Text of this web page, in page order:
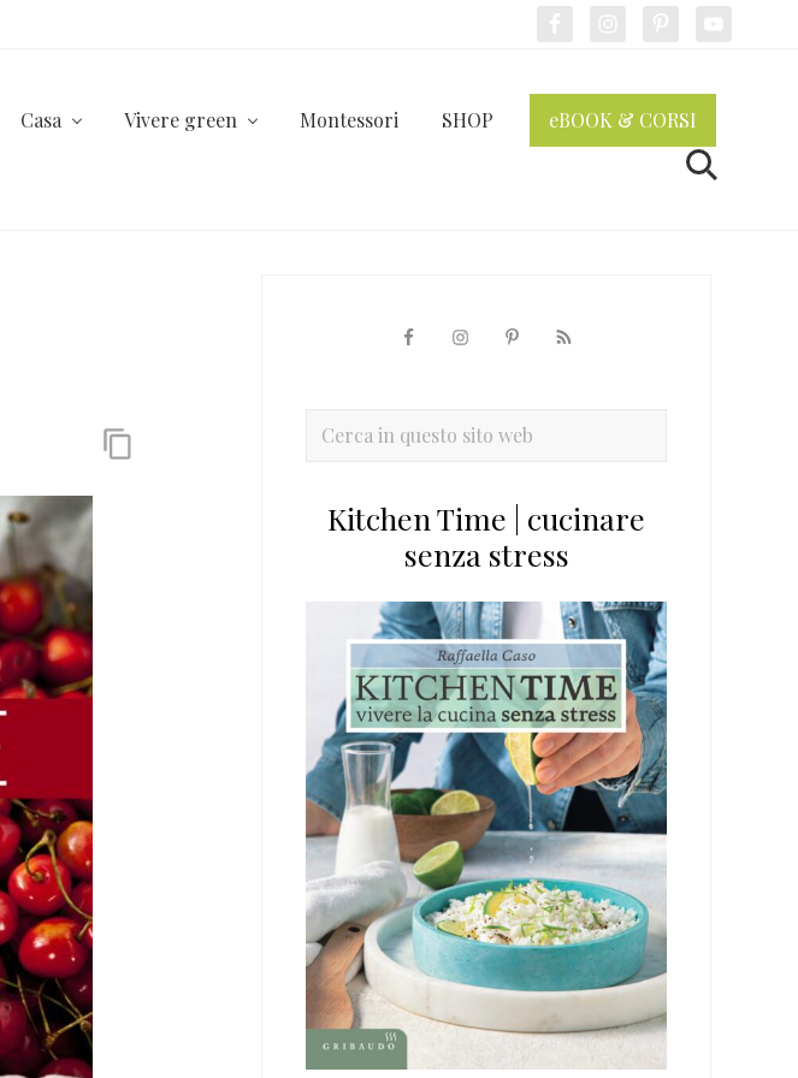
Casa Vivere green Montessori SHOP eBOOK & CORSI
Cerca
primaria
Cerca
sitoKitchen Time | cucinare
senza stress